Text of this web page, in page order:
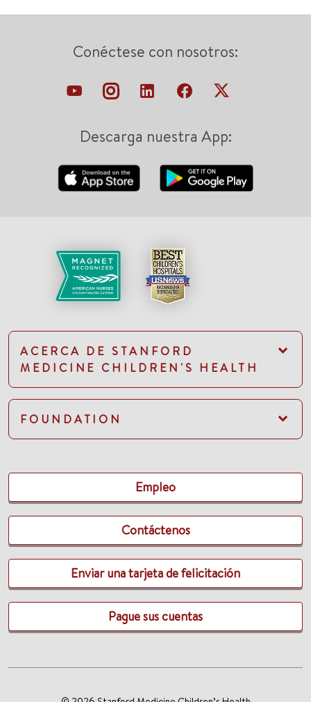
Conéctese con nosotros:
Descarga nuestra App:
ACERCA DE STANFORD
MEDICINE CHILDREN'S HEALTH
FOUNDATION
Empleo
Contáctenos
Enviar una tarjeta de felicitación
Pague sus cuentas